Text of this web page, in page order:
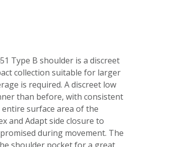
Type B shoulder is a discreet
collection suitable for larger
is required. A discreet low
than before, with consistent
surface area of the
and Adapt side closure to
during movement. The